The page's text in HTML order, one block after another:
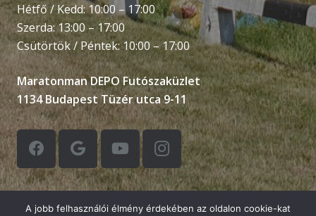
Hétfő / Kedd: 10:00 – 17:00
Szerda: 13:00 – 17:00
Csütörtök / Péntek: 10:00 – 17:00
Maratonman DEPO Futószaküzlet
1134 Budapest Tüzér utca 9-11
A jobb felhasználói élmény érdekében az oldalon cookie-kat